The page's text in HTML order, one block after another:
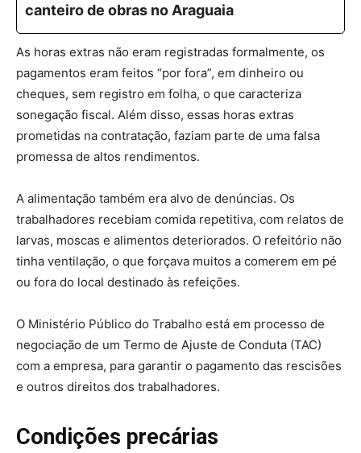
canteiro de obras no Araguaia
As horas extras não eram registradas formalmente, os
pagamentos eram feitos “por fora”, em dinheiro ou
cheques, sem registro em folha, o que caracteriza
sonegação fiscal. Além disso, essas horas extras
prometidas na contratação, faziam parte de uma falsa
promessa de altos rendimentos.
A alimentação também era alvo de denúncias. Os
trabalhadores recebiam comida repetitiva, com relatos de
larvas, moscas e alimentos deteriorados. O refeitório não
tinha ventilação, o que forçava muitos a comerem em pé
ou fora do local destinado às refeições.
O Ministério Público do Trabalho está em processo de
negociação de um Termo de Ajuste de Conduta (TAC)
com a empresa, para garantir o pagamento das rescisões
e outros direitos dos trabalhadores.
Condições precárias